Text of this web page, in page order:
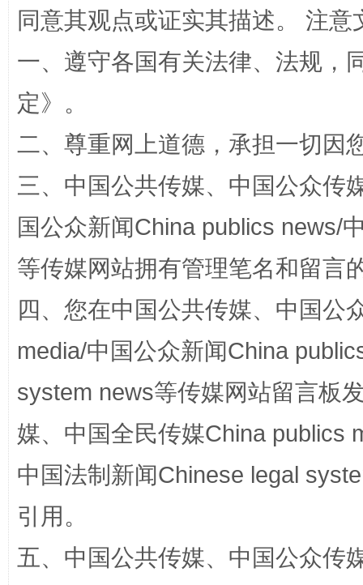
国家大学科技园优化重塑工作
同意其观点或证实其描述。 注
一、遵守各国有关法律、法规，
定》。
二、尊重网上道德，承担一切因
三、中国公共传媒、中国公众传
国公众新闻China publics news/
等传媒网站拥有管理笔名和留言
四、您在中国公共传媒、中国公
media/中国公众新闻China
system news等传媒网站留言板
媒、中国全民传媒China publics
中国法制新闻Chinese legal
引用。
五、中国公共传媒、中国公众传